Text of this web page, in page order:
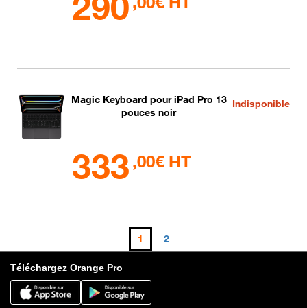
Indisponible
Magic Keyboard pour iPad Pro 13
pouces noir
333 ,00€ HT
1 2
Téléchargez Orange Pro